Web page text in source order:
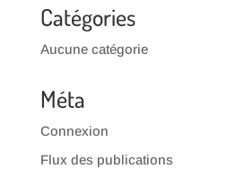
Catégories
Aucune catégorie
Méta
Connexion
Flux des publications